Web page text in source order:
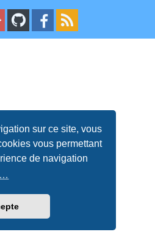
sur ce site, vous
vous permettant
de navigation